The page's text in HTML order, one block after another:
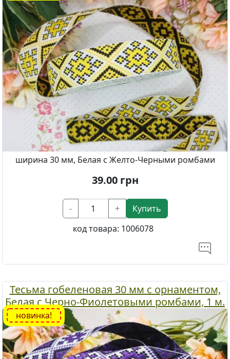
ширина 30 мм, Белая с Желто-Черными ромбами
39.00грн
- +
Купить
код товара: 1006078
Тесьма гобеленовая 30 мм с орнаментом,
Белая с Черно-Фиолетовыми ромбами, 1 м.
новинка!